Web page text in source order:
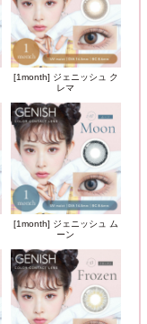
[1month] ジェニッシュ ク
レマ
[1month] ジェニッシュ ム
ーン